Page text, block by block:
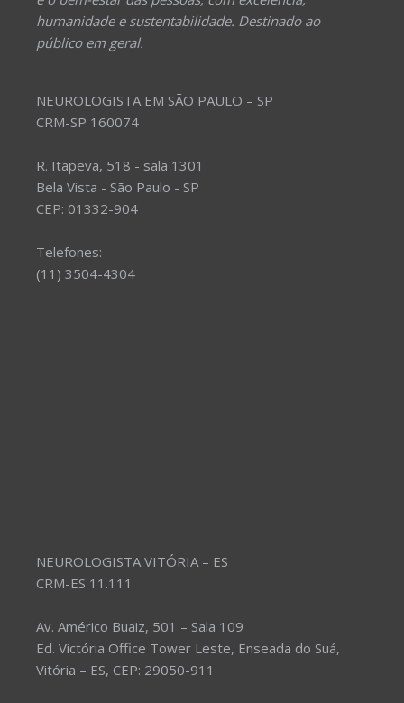
humanidade e sustentabilidade. Destinado ao
público em geral.
NEUROLOGISTA EM SÃO PAULO – SP
CRM-SP 160074
R. Itapeva, 518 - sala 1301
Bela Vista - São Paulo - SP
CEP: 01332-904
Telefones:
(11) 3504-4304
NEUROLOGISTA VITÓRIA – ES
CRM-ES 11.111
Av. Américo Buaiz, 501 – Sala 109
Ed. Victória Office Tower Leste, Enseada do Suá,
Vitória – ES, CEP: 29050-911